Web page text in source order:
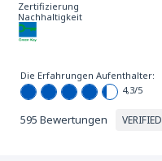
Zertifizierung
Nachhaltigkeit
Die Erfahrungen Aufenthalter:
4,3/5
595 Bewertungen VERIFIED